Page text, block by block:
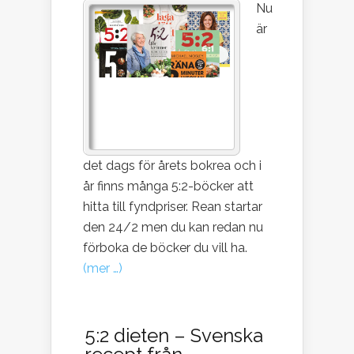
Nu
är
det dags för årets bokrea och i
år finns många 5:2-böcker att
hitta till fyndpriser. Rean startar
den 24/2 men du kan redan nu
förboka de böcker du vill ha.
(mer …)
5:2 dieten – Svenska